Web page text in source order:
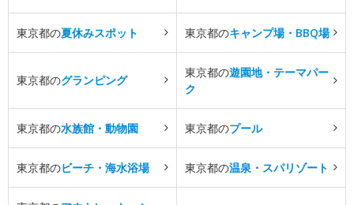
東京都の夏休みスポット 東京都のキャンプ場・BBQ場
東京都のグランピング
東京都の遊園地・テーマパー
ク
東京都の水族館・動物園 東京都のプール
東京都のビーチ・海水浴場 東京都の温泉・スパリゾート